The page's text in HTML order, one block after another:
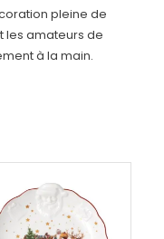
pleine de
les amateurs de
à la main.